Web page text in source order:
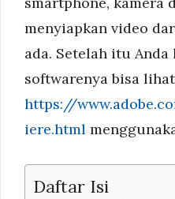
menyiapkan video
ada. Setelah itu
softwarenya bisa
https://
iere.html
Daftar Isi